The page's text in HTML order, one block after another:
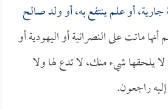
أو علم ينتفع به، أو ولد صالح
ماتت على النصرانية أو اليهودية أو
لا يلحقها شيء منك، لا تدع لها ولا
راجعون.